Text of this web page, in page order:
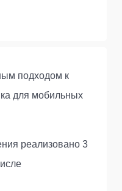
подходом к
для мобильных
реализовано 3